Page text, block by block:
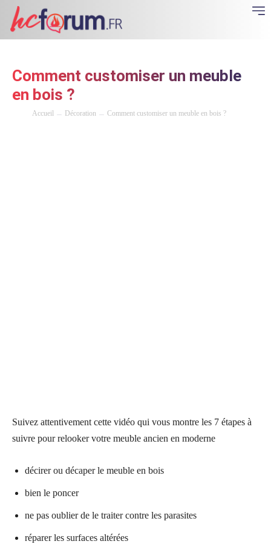
Comment customiser un meuble
en bois ?
Accueil Décoration Comment customiser un meuble en bois ?
Suivez attentivement cette vidéo qui vous montre les 7 étapes à
suivre pour relooker votre meuble ancien en moderne
décirer ou décaper le meuble en bois
bien le poncer
ne pas oublier de le traiter contre les parasites
réparer les surfaces altérées